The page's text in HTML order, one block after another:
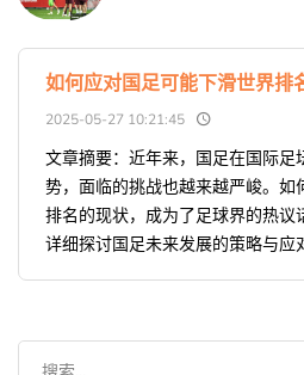
如何应对国足可能下滑世界排
2025-05-27 10:21:45
文章摘要：近年来，国足在国际足
势，面临的挑战也越来越严峻。如
排名的现状，成为了足球界的热议
详细探讨国足未来发展的策略与应